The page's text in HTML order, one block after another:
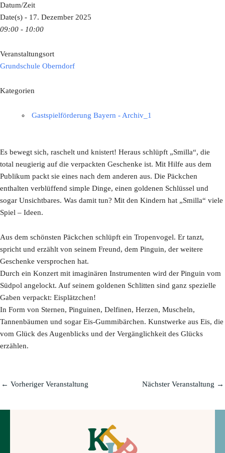
Datum/Zeit
Date(s) - 17. Dezember 2025
09:00 - 10:00
Veranstaltungsort
Grundschule Oberndorf
Kategorien
Gastspielförderung Bayern - Archiv_1
Es bewegt sich, raschelt und knistert! Heraus schlüpft „Smilla“, die
total neugierig auf die verpackten Geschenke ist. Mit Hilfe aus dem
Publikum packt sie eines nach dem anderen aus. Die Päckchen
enthalten verblüffend simple Dinge, einen goldenen Schlüssel und
sogar Unsichtbares. Was damit tun? Mit den Kindern hat „Smilla“ viele
Spiel – Ideen.
Aus dem schönsten Päckchen schlüpft ein Tropenvogel. Er tanzt,
spricht und erzählt von seinem Freund, dem Pinguin, der weitere
Geschenke versprochen hat.
Durch ein Konzert mit imaginären Instrumenten wird der Pinguin vom
Südpol angelockt. Auf seinem goldenen Schlitten sind ganz spezielle
Gaben verpackt: Eisplätzchen!
In Form von Sternen, Pinguinen, Delfinen, Herzen, Muscheln,
Tannenbäumen und sogar Eis-Gummibärchen. Kunstwerke aus Eis, die
vom Glück des Augenblicks und der Vergänglichkeit des Glücks
erzählen.
← Vorheriger Veranstaltung Nächster Veranstaltung →